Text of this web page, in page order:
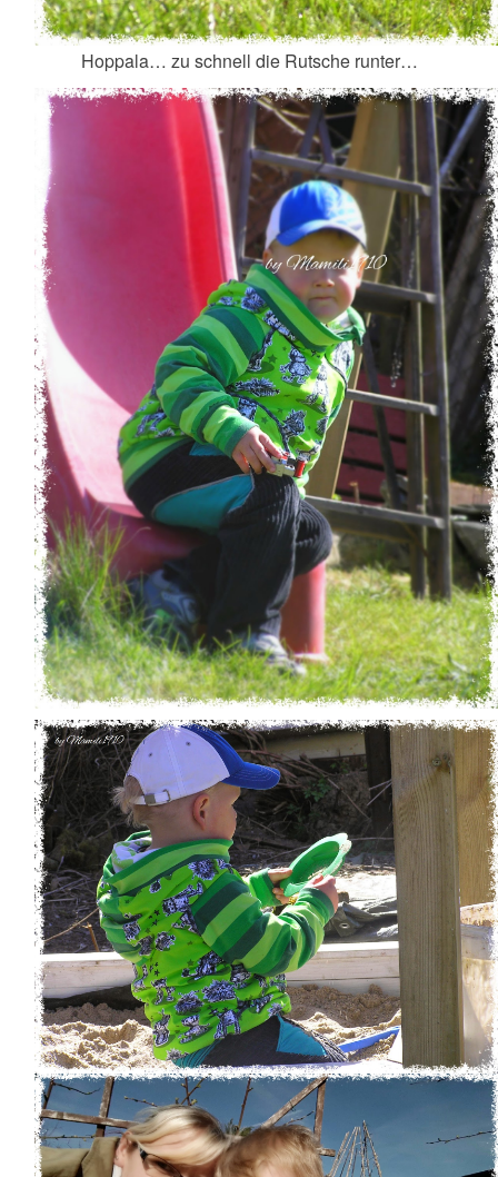
Hoppala… zu schnell die Rutsche runter…